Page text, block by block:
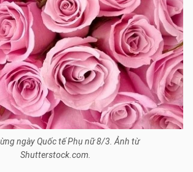
ngày Quốc tế Phụ nữ 8/3. Ảnh từ
Shutterstock.com.